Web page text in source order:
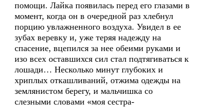
помощи. Лайка появилась перед его глазами в
момент, когда он в очередной раз хлебнул
порцию увлажненного воздуха. Увидел в ее
зубах веревку и, уже теряя надежду на
спасение, вцепился за нее обеими руками и
изо всех оставшихся сил стал подтягиваться к
лошади… Несколько минут глубоких и
хриплых откашливаний, отжима одежды на
землянистом берегу, и мальчишка со
слезными словами «моя сестра-